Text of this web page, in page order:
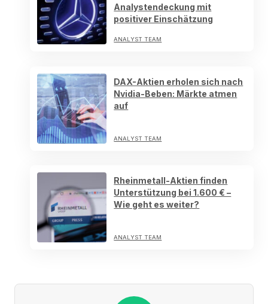
Analystendeckung mit
positiver Einschätzung
ANALYST TEAM
DAX-Aktien erholen sich nach
Nvidia-Beben: Märkte atmen
auf
ANALYST TEAM
Rheinmetall-Aktien finden
Unterstützung bei 1.600 € –
Wie geht es weiter?
ANALYST TEAM